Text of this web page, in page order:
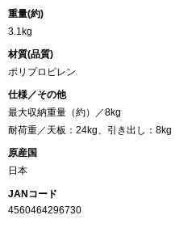
重量(約)
3.1kg
材質(品質)
ポリプロピレン
仕様／その他
最大収納重量（約）／8kg
耐荷重／天板：24kg、引き出し：8kg
原産国
日本
JANコード
4560464296730